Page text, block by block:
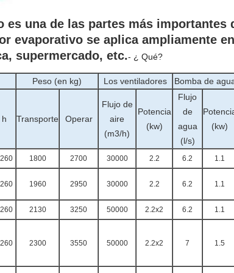
es una de las partes más importantes
evaporativo se aplica ampliamente
supermercado, etc.- ¿ Qué?
Peso (en kg) Los ventiladores Bomba de
h Transporte Operar
Flujo de
aire
(m3/h)
Potencia
(kw)
Flujo
de
agua
(l/s)
(kw)
1800 2700 30000 2.2 6.2 1.1
1960 2950 30000 2.2 6.2 1.1
2130 3250 50000 2.2x2 6.2 1.1
2300 3550 50000 2.2x2 7 1.5